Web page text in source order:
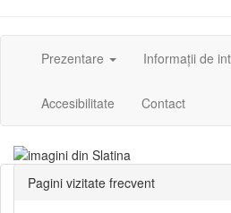
Prezentare Informații de
Accesibilitate Contact
Pagini vizitate frecvent